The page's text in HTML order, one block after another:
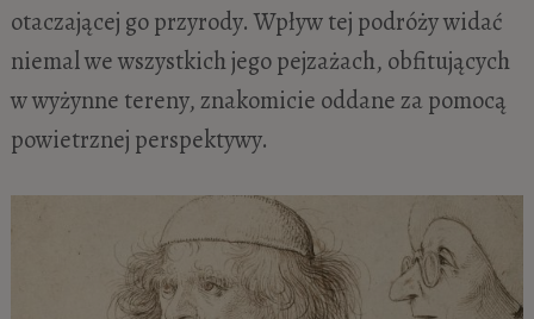
otaczającej go przyrody. Wpływ tej podróży widać
niemal we wszystkich jego pejzażach, obfitujących
w wyżynne tereny, znakomicie oddane za pomocą
powietrznej perspektywy.